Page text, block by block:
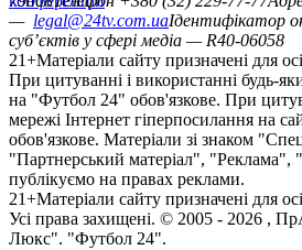
— legal@24tv.com.uaІдентифікатор
суб’єктів у сфері медіа — R40-06058
21+Матеріали сайту призначені для
При цитуванні і використанні будь-
на "Футбол 24" обов'язкове. При
мережі Інтернет гіперпосилання на
обов'язкове. Матеріали зі знаком
"Партнерський матеріал",
публікуємо на правах реклами.
21+Матеріали сайту призначені для
Усi права захищенi. © 2005 - 2026 ,
Люкс". "Футбол 24".